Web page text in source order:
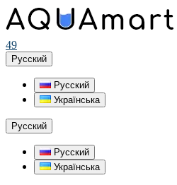
49
Русский
Русский
Українська
Русский
Русский
Українська